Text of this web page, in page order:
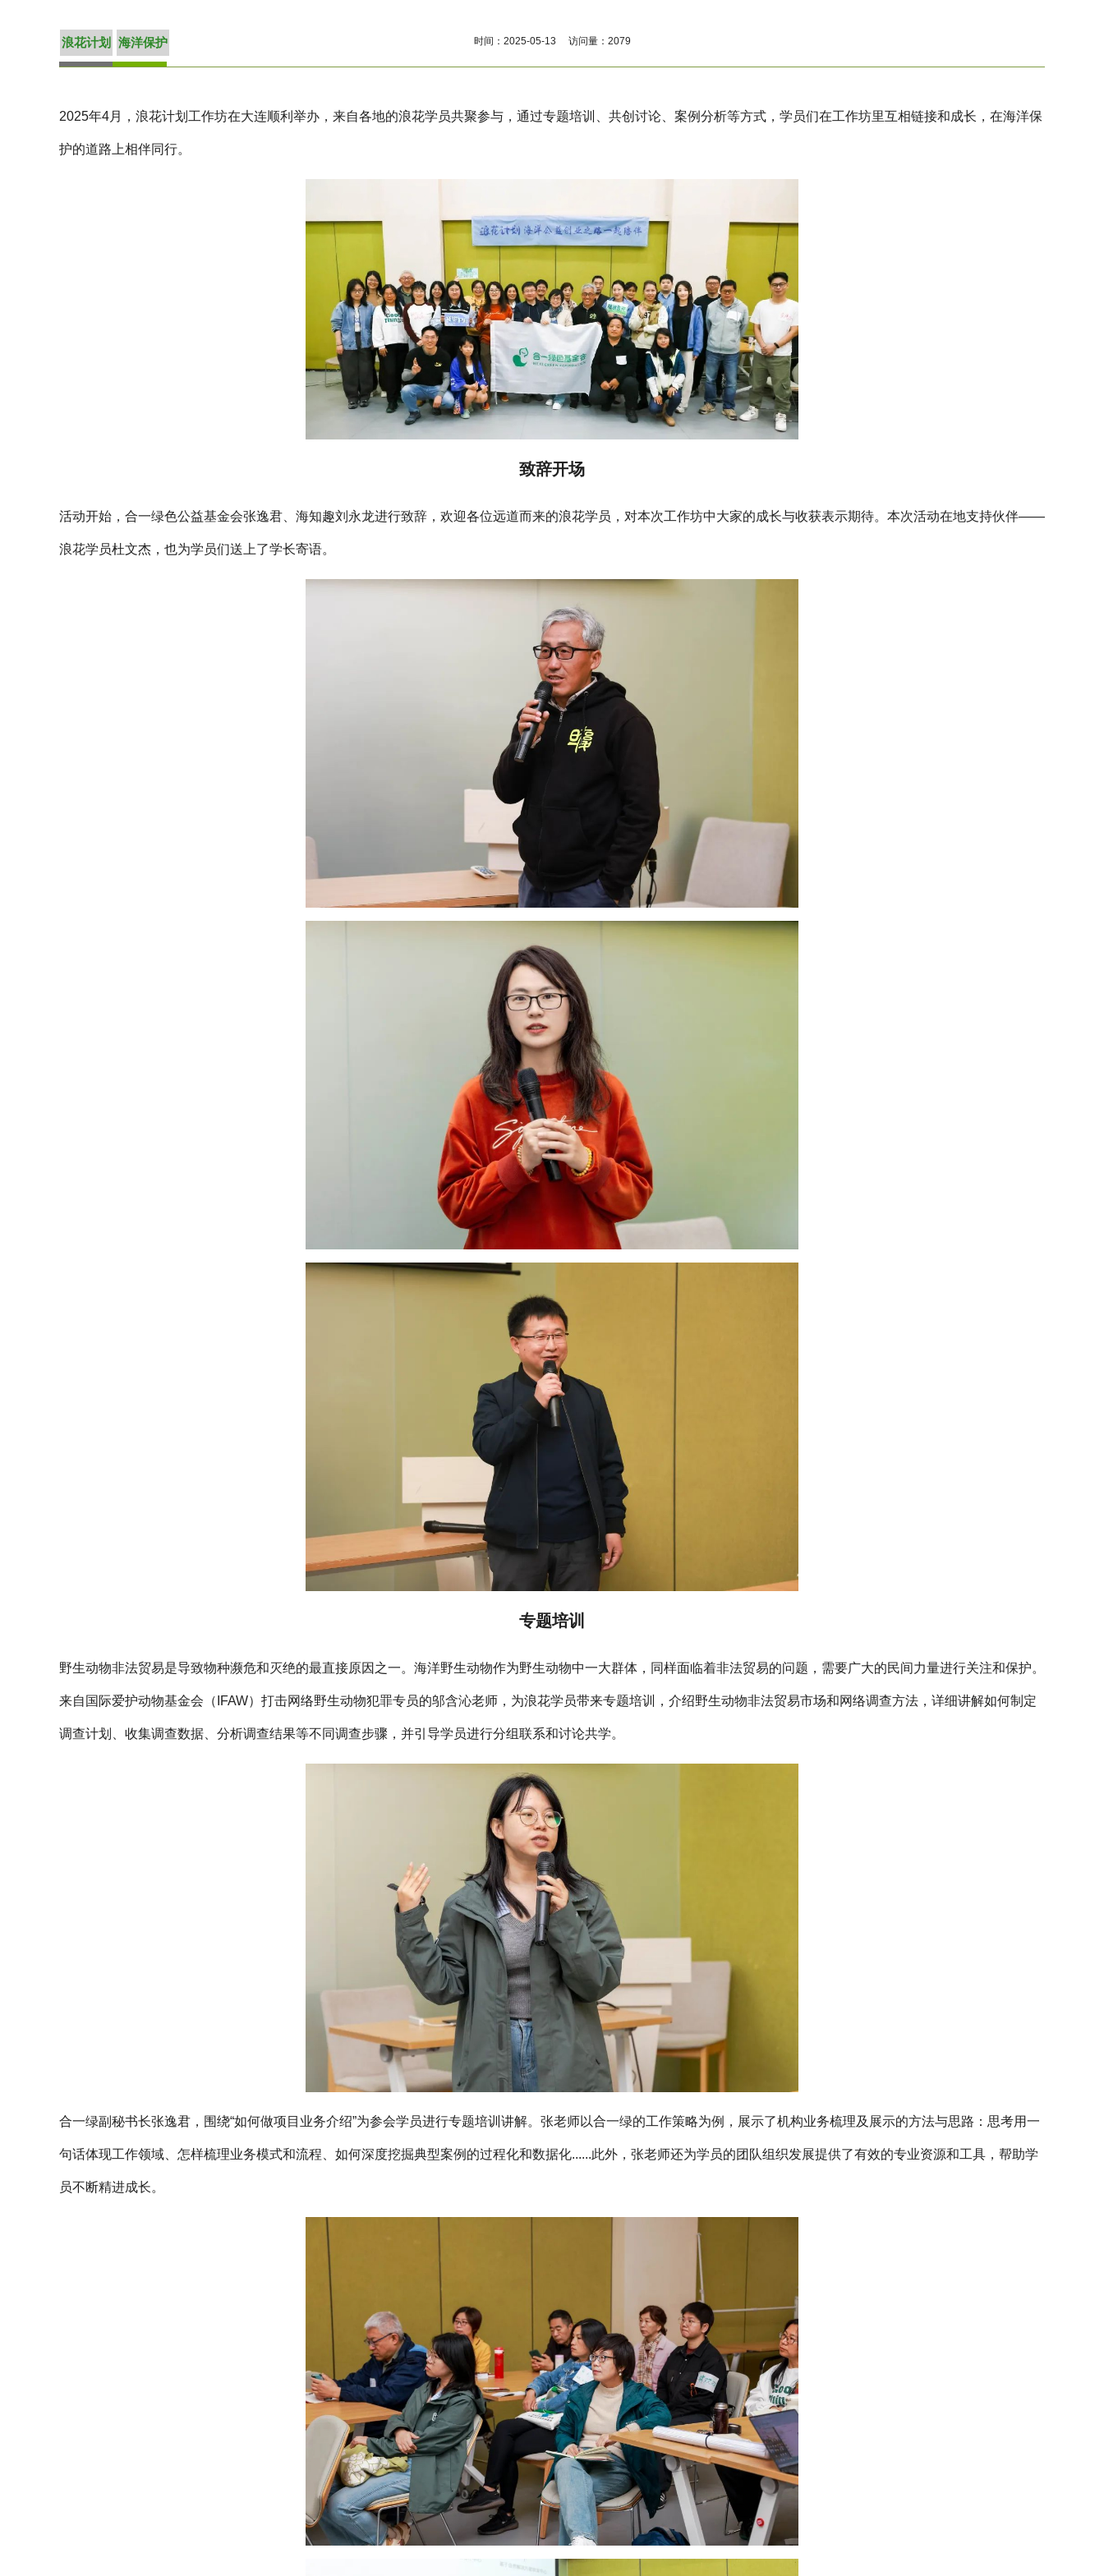
浪花计划 海洋保护 时间：2025-05-13 访问量：2079
2025年4月，浪花计划工作坊在大连顺利举办，来自各地的浪花学员共聚参与，通过专题培训、共创讨论、案例分析等方式，学员们在工作坊里互相链接和成长，在海洋保
护的道路上相伴同行。
致辞开场
活动开始，合一绿色公益基金会张逸君、海知趣刘永龙进行致辞，欢迎各位远道而来的浪花学员，对本次工作坊中大家的成长与收获表示期待。本次活动在地支持伙伴——
浪花学员杜文杰，也为学员们送上了学长寄语。
专题培训
野生动物非法贸易是导致物种濒危和灭绝的最直接原因之一。海洋野生动物作为野生动物中一大群体，同样面临着非法贸易的问题，需要广大的民间力量进行关注和保护。
来自国际爱护动物基金会（IFAW）打击网络野生动物犯罪专员的邬含沁老师，为浪花学员带来专题培训，介绍野生动物非法贸易市场和网络调查方法，详细讲解如何制定
调查计划、收集调查数据、分析调查结果等不同调查步骤，并引导学员进行分组联系和讨论共学。
合一绿副秘书长张逸君，围绕“如何做项目业务介绍”为参会学员进行专题培训讲解。张老师以合一绿的工作策略为例，展示了机构业务梳理及展示的方法与思路：思考用一
句话体现工作领域、怎样梳理业务模式和流程、如何深度挖掘典型案例的过程化和数据化......此外，张老师还为学员的团队组织发展提供了有效的专业资源和工具，帮助学
员不断精进成长。